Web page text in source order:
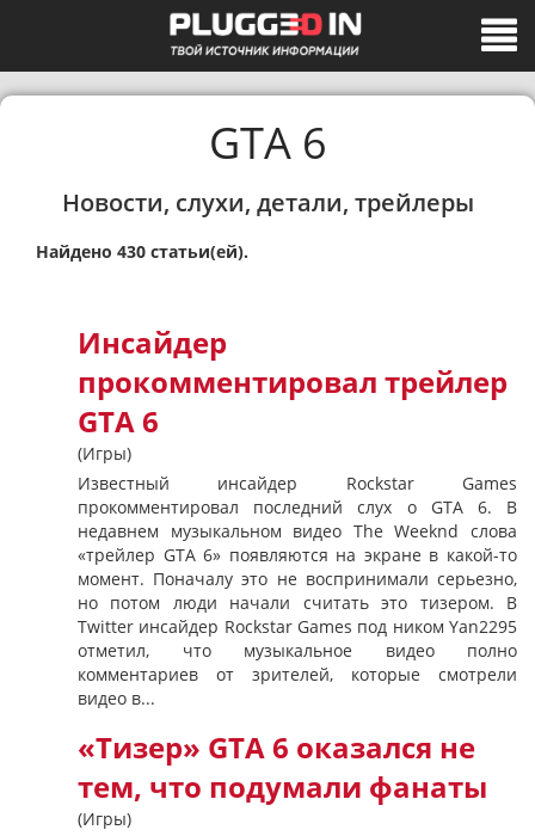
GTA 6
Новости, слухи, детали, трейлеры
Найдено 430 статьи(ей).
Инсайдер
прокомментировал трейлер
GTA 6
(Игры)
Известный инсайдер Rockstar Games
прокомментировал последний слух о GTA 6. В
недавнем музыкальном видео The Weeknd слова
«трейлер GTA 6» появляются на экране в какой-то
момент. Поначалу это не воспринимали серьезно,
но потом люди начали считать это тизером. В
Twitter инсайдер Rockstar Games под ником Yan2295
отметил, что музыкальное видео полно
комментариев от зрителей, которые смотрели
видео в...
«Тизер» GTA 6 оказался не
тем, что подумали фанаты
(Игры)